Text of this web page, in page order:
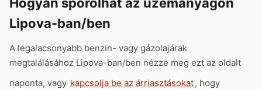
Lipova-ban/ben
A legalacsonyabb benzin- vagy gázolajárak
megtalálásához Lipova-ban/ben nézze meg ezt az oldalt
naponta, vagy kapcsolja be az árriasztásokat, hogy